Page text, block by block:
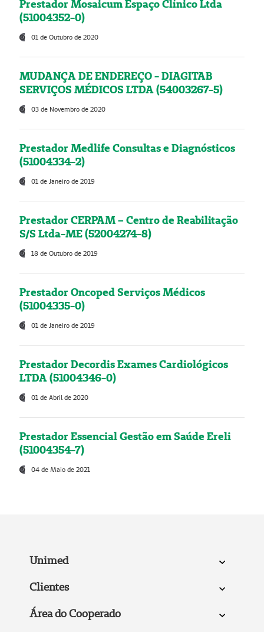
Prestador Mosaicum Espaço Clínico Ltda
(51004352-0)
01 de Outubro de 2020
MUDANÇA DE ENDEREÇO - DIAGITAB
SERVIÇOS MÉDICOS LTDA (54003267-5)
03 de Novembro de 2020
Prestador Medlife Consultas e Diagnósticos
(51004334-2)
01 de Janeiro de 2019
Prestador CERPAM – Centro de Reabilitação
S/S Ltda-ME (52004274-8)
18 de Outubro de 2019
Prestador Oncoped Serviços Médicos
(51004335-0)
01 de Janeiro de 2019
Prestador Decordis Exames Cardiológicos
LTDA (51004346-0)
01 de Abril de 2020
Prestador Essencial Gestão em Saúde Ereli
(51004354-7)
04 de Maio de 2021
Unimed
Clientes
Área do Cooperado